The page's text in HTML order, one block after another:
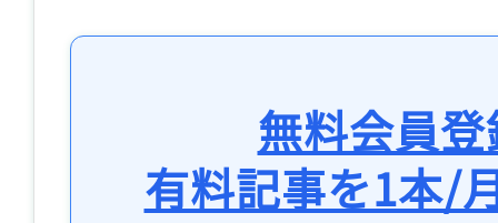
無料会員
有料記事を1本/